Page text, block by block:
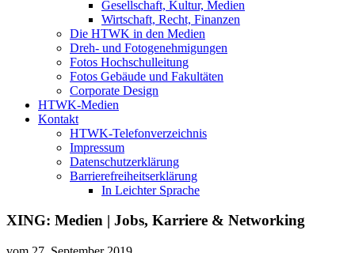
Gesellschaft, Kultur, Medien
Wirtschaft, Recht, Finanzen
Die HTWK in den Medien
Dreh- und Fotogenehmigungen
Fotos Hochschulleitung
Fotos Gebäude und Fakultäten
Corporate Design
HTWK-Medien
Kontakt
HTWK-Telefonverzeichnis
Impressum
Datenschutzerklärung
Barrierefreiheitserklärung
In Leichter Sprache
XING: Medien | Jobs, Karriere & Networking